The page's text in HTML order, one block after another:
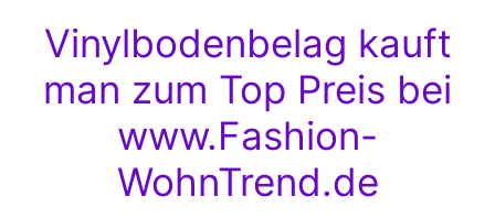
Vinylbodenbelag kauft
man zum Top Preis bei
www.Fashion-
WohnTrend.de